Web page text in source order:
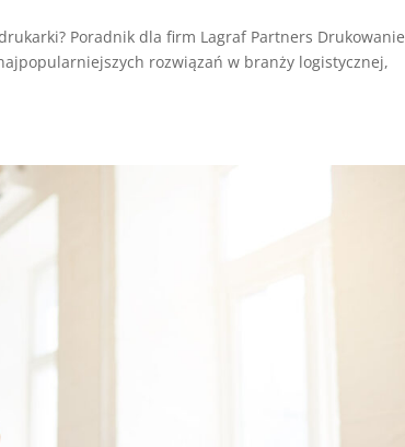
Poradnik dla firm Lagraf Partners Drukowanie
rozwiązań w branży logistycznej,